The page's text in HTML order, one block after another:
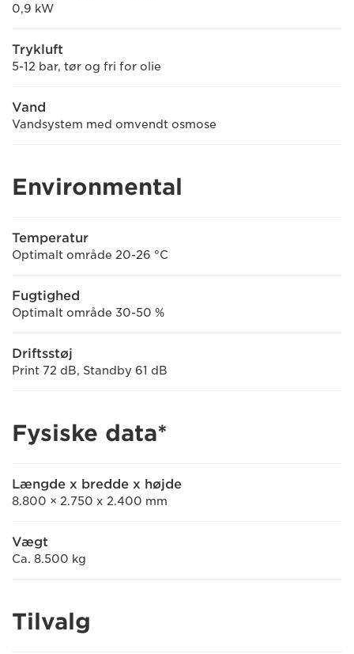
0,9 kW
Trykluft
5-12 bar, tør og fri for olie
Vand
Vandsystem med omvendt osmose
Environmental
Temperatur
Optimalt område 20-26 °C
Fugtighed
Optimalt område 30-50 %
Driftsstøj
Print 72 dB, Standby 61 dB
Fysiske data*
Længde x bredde x højde
8.800 × 2.750 x 2.400 mm
Vægt
Ca. 8.500 kg
Tilvalg